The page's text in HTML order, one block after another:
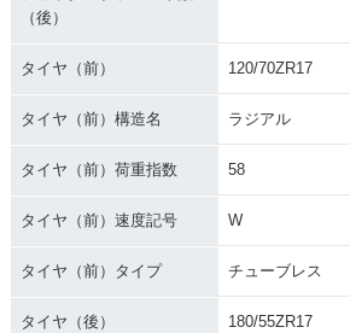
（後）
タイヤ（前） 120/70ZR17
タイヤ（前）構造名 ラジアル
タイヤ（前）荷重指数 58
タイヤ（前）速度記号 W
タイヤ（前）タイプ チューブレス
タイヤ（後） 180/55ZR17